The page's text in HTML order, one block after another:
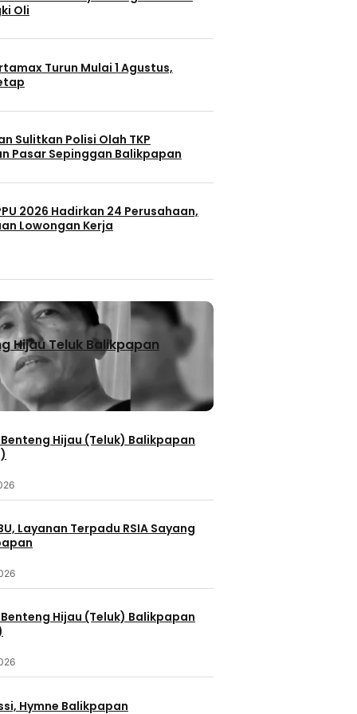
Oli
Turun Mulai 1 Agustus,
Sulitkan Polisi Olah TKP
Pasar Sepinggan Balikpapan
2026 Hadirkan 24 Perusahaan,
Lowongan Kerja
Hijau Teluk Balikpapan
Hijau (Teluk) Balikpapan
Layanan Terpadu RSIA Sayang
Hijau (Teluk) Balikpapan
Hymne Balikpapan